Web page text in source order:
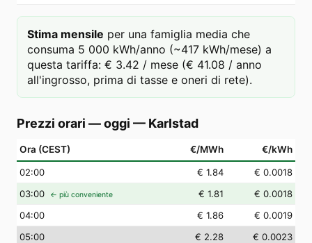
Stima mensile per una famiglia media che
consuma 5 000 kWh/anno (~417 kWh/mese) a
questa tariffa: € 3.42 / mese (€ 41.08 / anno
all'ingrosso, prima di tasse e oneri di rete).
Prezzi orari — oggi — Karlstad
Ora (CEST) €/MWh €/kWh
02:00 € 1.84
€ 0.0018
03:00 ← più conveniente € 1.81
€ 0.0018
04:00 € 1.86
€ 0.0019
05:00 € 2.28
€ 0.0023